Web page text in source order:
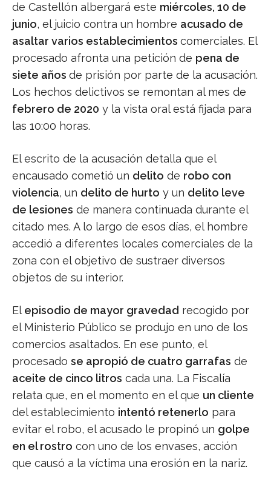
de Castellón albergará este miércoles, 10 de
junio, el juicio contra un hombre acusado de
asaltar varios establecimientos comerciales. El
procesado afronta una petición de pena de
siete años de prisión por parte de la acusación.
Los hechos delictivos se remontan al mes de
febrero de 2020 y la vista oral está fijada para
las 10:00 horas.
El escrito de la acusación detalla que el
encausado cometió un delito de robo con
violencia, un delito de hurto y un delito leve
de lesiones de manera continuada durante el
citado mes. A lo largo de esos días, el hombre
accedió a diferentes locales comerciales de la
zona con el objetivo de sustraer diversos
objetos de su interior.
El episodio de mayor gravedad recogido por
el Ministerio Público se produjo en uno de los
comercios asaltados. En ese punto, el
procesado se apropió de cuatro garrafas de
aceite de cinco litros cada una. La Fiscalía
relata que, en el momento en el que un cliente
del establecimiento intentó retenerlo para
evitar el robo, el acusado le propinó un golpe
en el rostro con uno de los envases, acción
que causó a la víctima una erosión en la nariz.